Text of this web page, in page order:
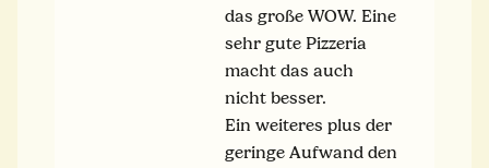
das große WOW. Eine
sehr gute Pizzeria
macht das auch
nicht besser.
Ein weiteres plus der
geringe Aufwand den